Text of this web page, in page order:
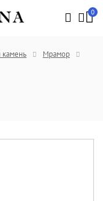
0
камень
Мрамор